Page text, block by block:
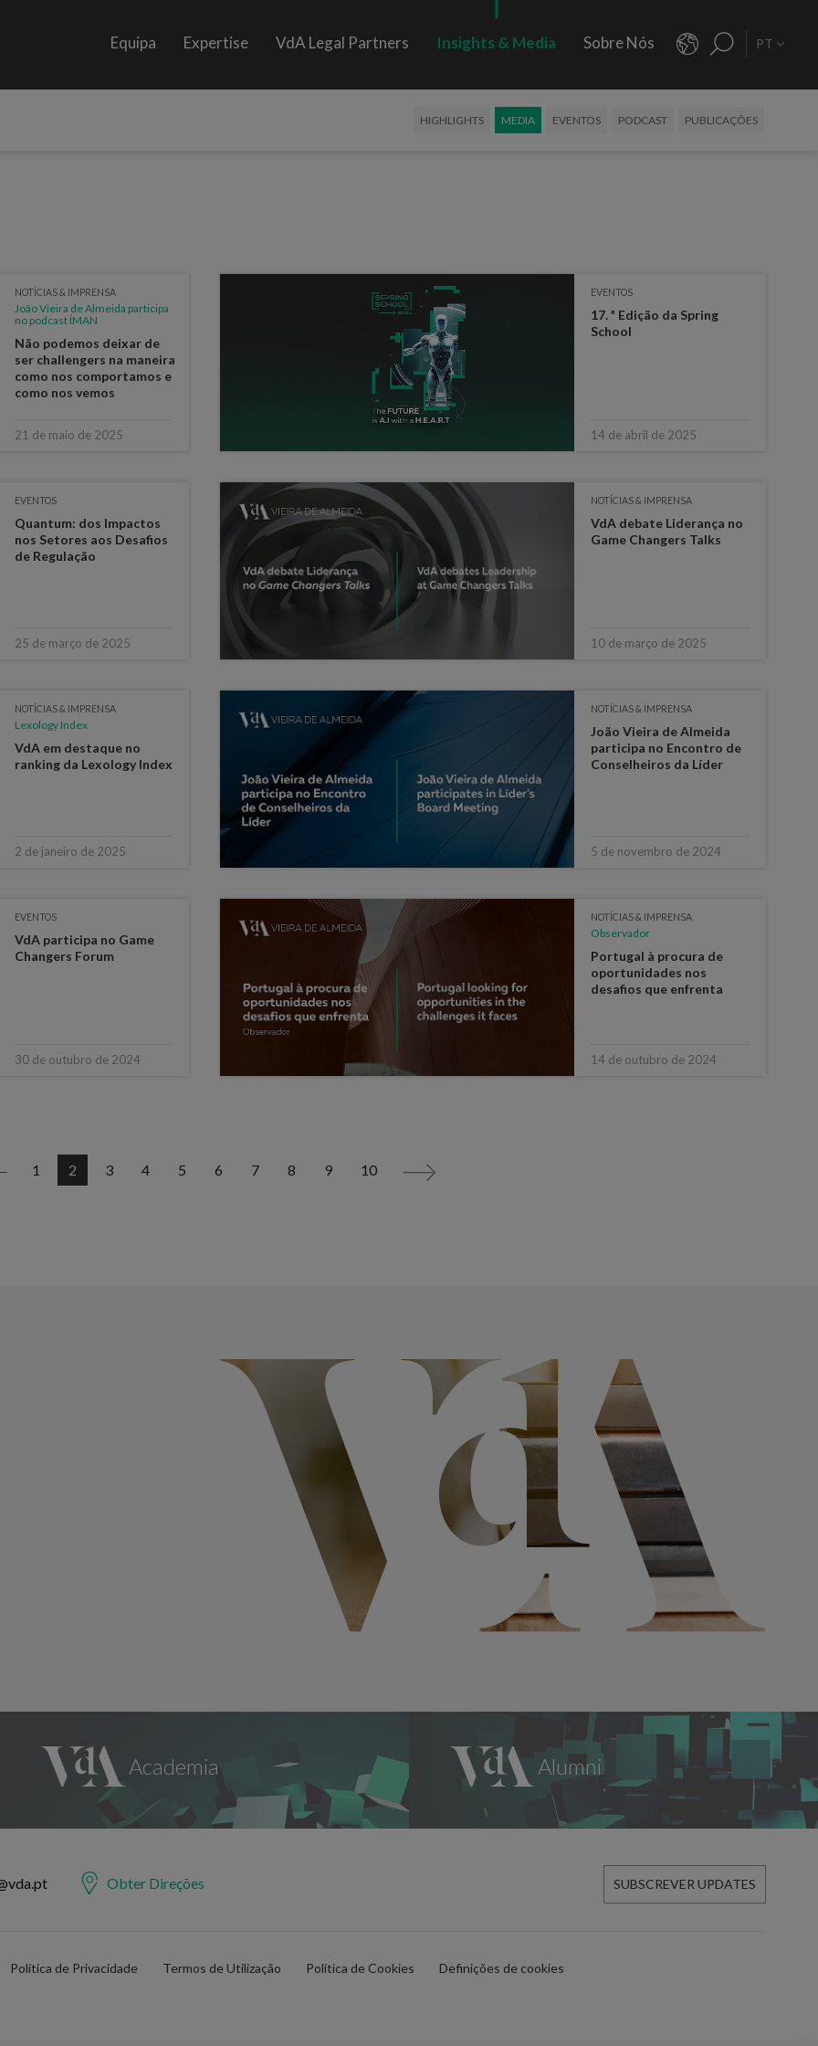
Equipa Expertise VdA Legal Partners Insights & Media Sobre Nós PT
HIGHLIGHTS MEDIA EVENTOS PODCAST PUBLICAÇÕES
NOTÍCIAS & IMPRENSA
João Vieira de Almeida participa
no podcast ÍMAN
Não podemos deixar de
ser challengers na maneira
como nos comportamos e
como nos vemos
21 de maio de 2025
EVENTOS
17. ª Edição da Spring
School
14 de abril de 2025
EVENTOS
Quantum: dos Impactos
nos Setores aos Desafios
de Regulação
25 de março de 2025
NOTÍCIAS & IMPRENSA
VdA debate Liderança no
Game Changers Talks
10 de março de 2025
NOTÍCIAS & IMPRENSA
Lexology Index
VdA em destaque no
ranking da Lexology Index
2 de janeiro de 2025
NOTÍCIAS & IMPRENSA
João Vieira de Almeida
participa no Encontro de
Conselheiros da Líder
5 de novembro de 2024
EVENTOS
VdA participa no Game
Changers Forum
30 de outubro de 2024
NOTÍCIAS & IMPRENSA
Observador
Portugal à procura de
oportunidades nos
desafios que enfrenta
14 de outubro de 2024
1 2 3 4 5 6 7 8 9 10 >
Obter Direções SUBSCREVER UPDATES
Política de Privacidade Termos de Utilização Política de Cookies Definições de cookies